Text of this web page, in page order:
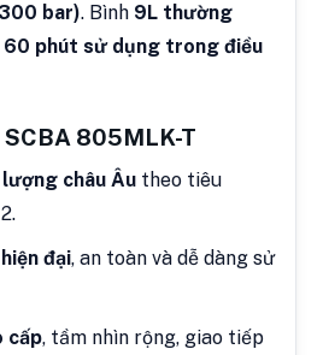
bar). Bình 9L thường
60 phút sử dụng trong điều
SCBA 805MLK-T
châu Âu theo tiêu
đại, an toàn và dễ dàng sử
cấp, tầm nhìn rộng, giao tiếp